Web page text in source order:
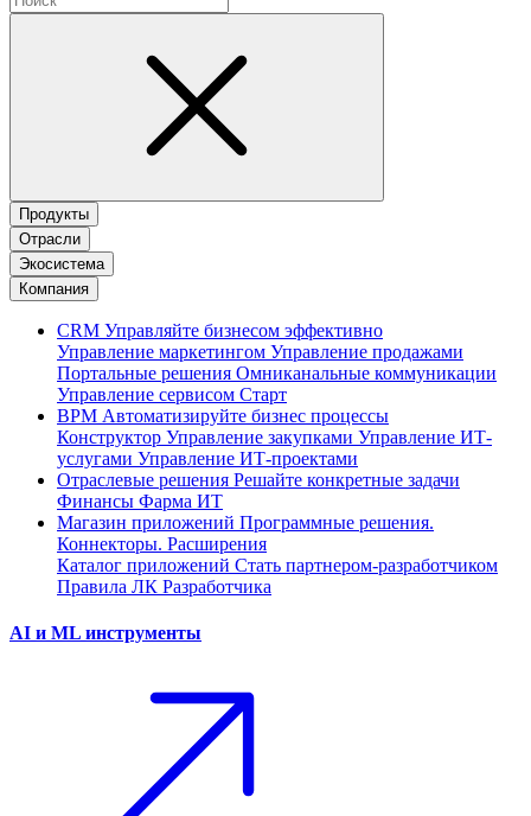
Продукты
Отрасли
Экосистема
Компания
CRM Управляйте бизнесом эффективно
Управление маркетингом Управление продажами
Портальные решения Омниканальные коммуникации
Управление сервисом Старт
BPM Автоматизируйте бизнес процессы
Конструктор Управление закупками Управление ИТ-
услугами Управление ИТ-проектами
Отраслевые решения Решайте конкретные задачи
Финансы Фарма ИТ
Магазин приложений Программные решения.
Коннекторы. Расширения
Каталог приложений Стать партнером-разработчиком
Правила ЛК Разработчика
AI и ML инструменты